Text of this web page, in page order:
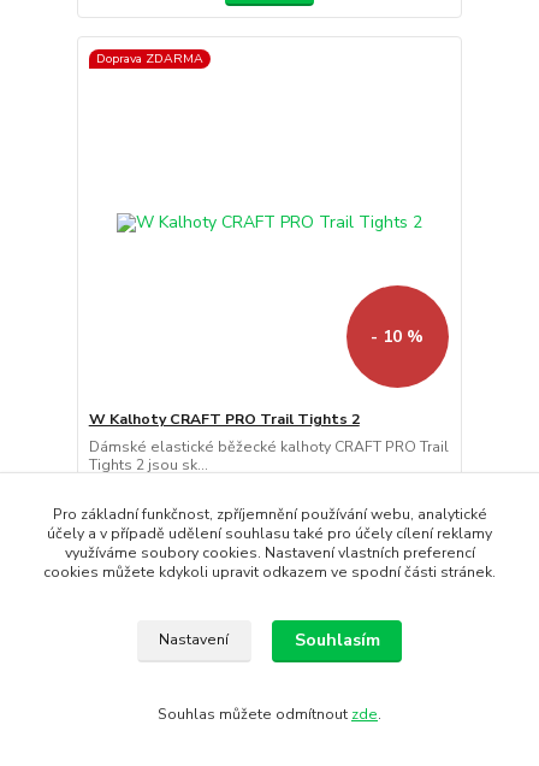
Doprava ZDARMA
- 10 %
W Kalhoty CRAFT PRO Trail Tights 2
Dámské elastické běžecké kalhoty CRAFT PRO Trail
Tights 2 jsou sk...
2 241 Kč/ks
1 852 Kčbez DPH Skladem
Koupit
Doprava ZDARMA
Pro základní funkčnost, zpříjemnění používání webu, analytické
účely a v případě udělení souhlasu také pro účely cílení reklamy
využíváme soubory cookies. Nastavení vlastních preferencí
cookies můžete kdykoli upravit odkazem ve spodní části stránek.
Nastavení Souhlasím
Souhlas můžete odmítnout zde.